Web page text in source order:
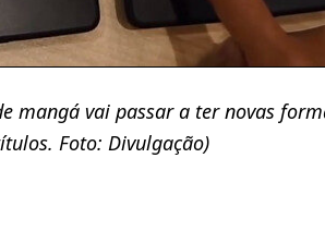
mangá vai passar a ter novas
Foto: Divulgação)